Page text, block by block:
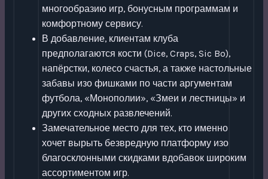
многообразию игр, бонусным программам и
комфортному сервису.
В добавление, клиентам клуба
предполагаются кости (Dice, Craps, Sic Bo),
напёрстки, колесо счастья, а также настольные
забавы изо фишками по части аргументам
футбола, «Монополии», «Змеи и лестницы» и
других сходных развлечений.
Замечательное место для тех, кто именно
хочет вырыть безвредную платформу изо
благосклонными скидками вдобавок широким
ассортиментом игр.